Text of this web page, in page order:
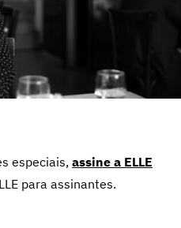
especiais, assine a ELLE
para assinantes.